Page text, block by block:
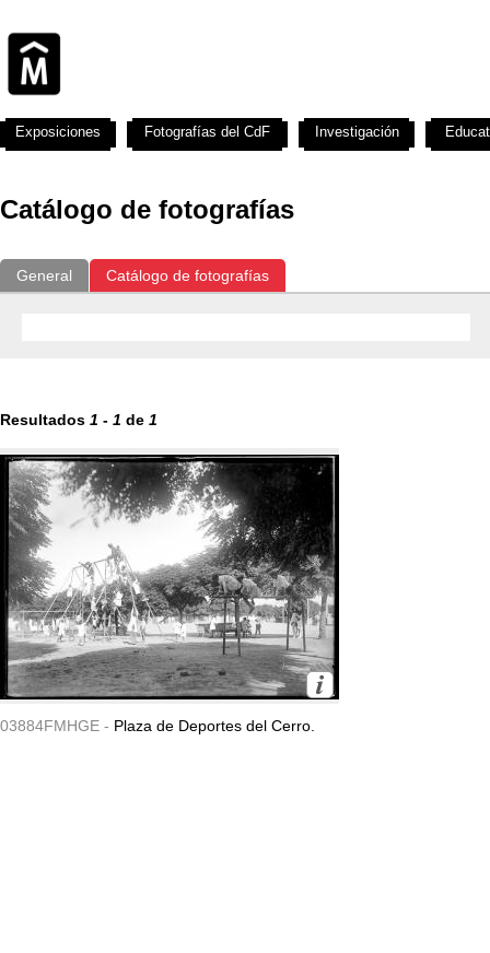
Catálogo de fotografías
General Catálogo de fotografías
Resultados 1 - 1 de 1
03884FMHGE - Plaza de Deportes del Cerro.
Exposiciones Fotografías del CdF Investigación